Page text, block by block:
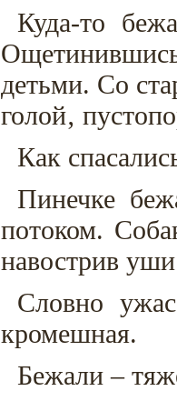
Куда-то
детьми. Со
голой‚
Как
Пинечке
потоком.
навострив
Словно
кромешная.
Бежали –